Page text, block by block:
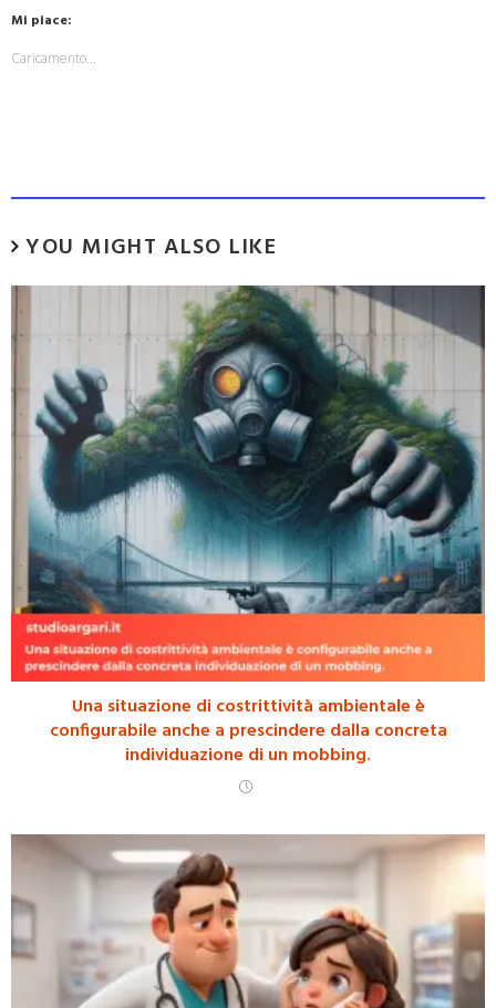
Mi piace:
Caricamento...
YOU MIGHT ALSO LIKE
Una situazione di costrittività ambientale è
configurabile anche a prescindere dalla concreta
individuazione di un mobbing.